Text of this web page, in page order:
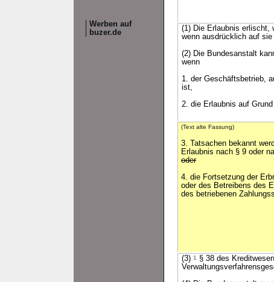
Werben auf
buzer.de
(1) Die Erlaubnis erlischt,
wenn ausdrücklich auf
(2) Die Bundesanstalt
wenn
1. der Geschäftsbetrieb,
ist,
2. die Erlaubnis auf
(Text alte Fassung)
3. Tatsachen bekannt
Erlaubnis nach § 9 oder
oder
4. die Fortsetzung der
oder des Betreibens des
des betriebenen
(3) 1 § 38 des